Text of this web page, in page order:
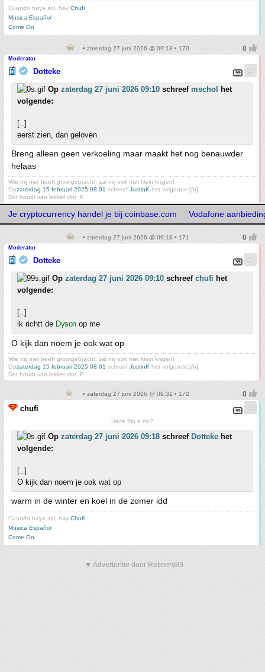
Cuando haya sol, hay Chufi
Musica Español
Come On
• zaterdag 27 juni 2026 @ 09:18 • 170
Moderator
Dotteke
Op zaterdag 27 juni 2026 09:10 schreef mschol
het
volgende:
[..]
eerst zien, dan geloven
Breng alleen geen verkoeling maar maakt het nog benauwder
helaas
Wie mij niet heeft grootgebracht, zal mij ook niet klein krijgen!
Opzaterdag 15 februari 2025 08:01 schreef JustinK het volgende:[/b]
Dot houdt van lekker vlot :P
Je cryptocurrency handel je bij coinbase.com Vodafone
• zaterdag 27 juni 2026 @ 09:18 • 171
Moderator
Dotteke
Op zaterdag 27 juni 2026 09:10 schreef chufi het
volgende:
[..]
ik richtt de Dysonop me
O kijk dan noem je ook wat op
Wie mij niet heeft grootgebracht, zal mij ook niet klein krijgen!
Opzaterdag 15 februari 2025 08:01 schreef JustinK het volgende:[/b]
Dot houdt van lekker vlot :P
• zaterdag 27 juni 2026 @ 09:31 • 172
chufi
Hace frio o no?
Op zaterdag 27 juni 2026 09:18 schreef Dotteke het
volgende:
[..]
O kijk dan noem je ook wat op
warm in de winter en koel in de zomer idd
Cuando haya sol, hay Chufi
Musica Español
Come On
▼ Advertentie door Refinery89